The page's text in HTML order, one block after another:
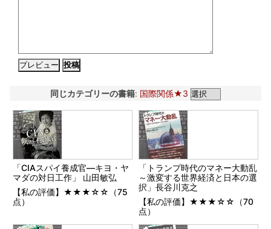
同じカテゴリーの書籍: 国際関係★3
「CIAスパイ養成官―キヨ・ヤ
マダの対日工作」 山田敏弘
【私の評価】★★★☆☆（75
点）
「トランプ時代のマネー大動乱
～激変する世界経済と日本の選
択」長谷川克之
【私の評価】★★★☆☆（70
点）